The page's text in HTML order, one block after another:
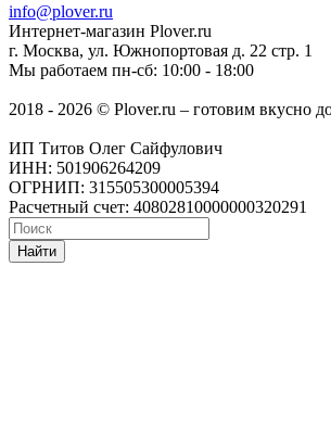
info@plover.ru
Интернет-магазин Plover.ru
г. Москва, ул. Южнопортовая д. 22 стр. 1
Мы работаем пн-сб: 10:00 - 18:00
2018 - 2026 © Plover.ru – готовим вкусно
ИП Титов Олег Сайфулович
ИНН: 501906264209
ОГРНИП: 315505300005394
Расчетный счет: 40802810000000320291
Найти